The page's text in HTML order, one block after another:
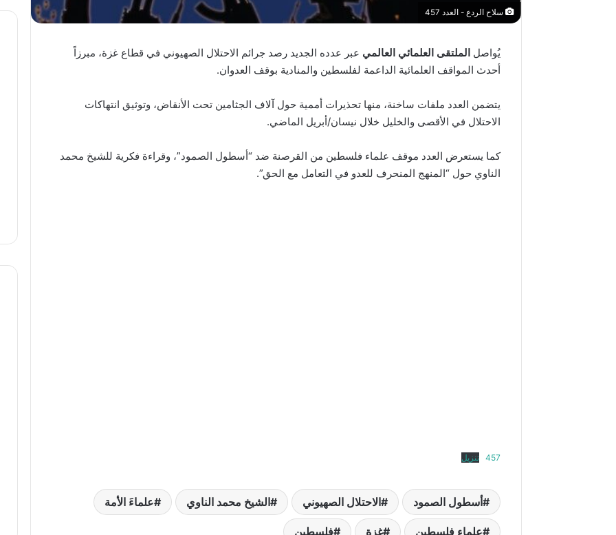
سلاح الردع - العدد 457
يُواصل الملتقى العلمائي العالمي عبر عدده الجديد رصد جرائم الاحتلال الصهيوني في قطاع غزة، مبرزاً
أحدث المواقف العلمائية الداعمة لفلسطين والمنادية بوقف العدوان.
يتضمن العدد ملفات ساخنة، منها تحذيرات أممية حول آلاف الجثامين تحت الأنقاض، وتوثيق انتهاكات
الاحتلال في الأقصى والخليل خلال نيسان/أبريل الماضي.
كما يستعرض العدد موقف علماء فلسطين من القرصنة ضد “أسطول الصمود”، وقراءة فكرية للشيخ محمد
الناوي حول “المنهج المنحرف للعدو في التعامل مع الحق”.
457 تنزيل
أسطول الصمود الاحتلال الصهيوني الشيخ محمد الناوي علماءَ الأمة
علماء فلسطين غزة فلسطين
لمن
؟!
من
في
أسبوع”
منذ يومين